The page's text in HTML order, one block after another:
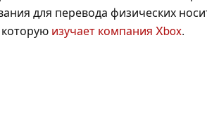
для перевода физических
изучает компания Xbox.